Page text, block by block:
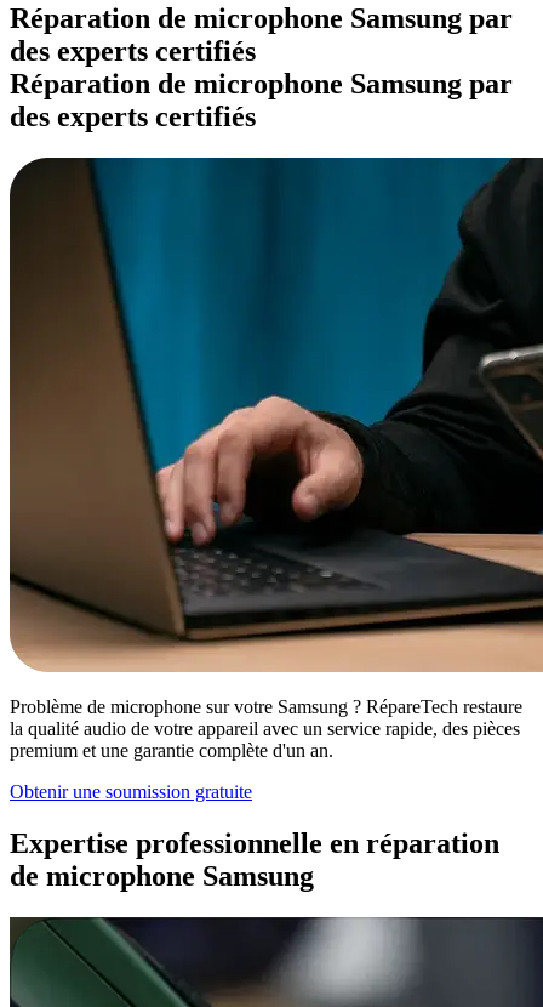
Réparation de microphone Samsung par
des experts certifiés
Réparation de microphone Samsung par
des experts certifiés
Problème de microphone sur votre Samsung ? RépareTech restaure
la qualité audio de votre appareil avec un service rapide, des pièces
premium et une garantie complète d'un an.
Obtenir une soumission gratuite
Expertise professionnelle en réparation
de microphone Samsung